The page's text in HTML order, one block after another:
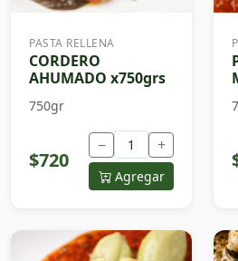
PASTA RELLENA
CORDERO
AHUMADO x750grs
750gr
$720
− +
Agregar